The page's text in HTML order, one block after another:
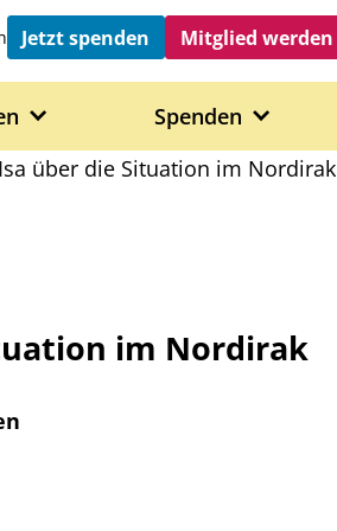
Jetzt spenden Mitglied werden
Spenden
über die Situation im Nordirak
im Nordirak